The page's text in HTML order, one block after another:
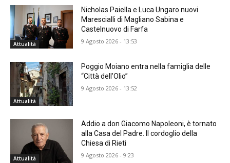
Attualità
Nicholas Paiella e Luca Ungaro nuovi
Marescialli di Magliano Sabina e
Castelnuovo di Farfa
9 Agosto 2026 - 13:53
Attualità
Poggio Moiano entra nella famiglia delle
“Città dell’Olio”
9 Agosto 2026 - 13:52
Attualità
Addio a don Giacomo Napoleoni, è tornato
alla Casa del Padre. Il cordoglio della
Chiesa di Rieti
9 Agosto 2026 - 9:23